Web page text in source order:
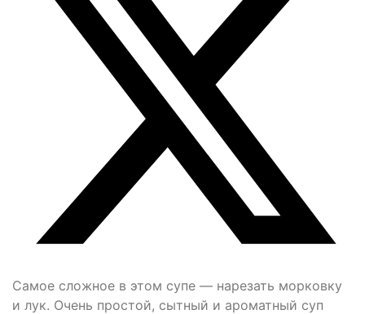
Самое сложное в этом супе — нарезать морковку
и лук. Очень простой, сытный и ароматный суп